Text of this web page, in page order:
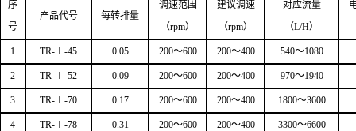
序
号
产品代号 每转排量
调速范围
（rpm）
建议调速
（rpm）
对应流量
（L/H）
1 TR- Ⅰ -45 0.05 200～600 200～400 540～1080
2 TR- Ⅰ -52 0.09 200～600 200～400 970～1940
3 TR- Ⅰ -70 0.17 200～600 200～400 1800～3600
4 TR- Ⅰ -78 0.31 200～600 200～400 3300～6600